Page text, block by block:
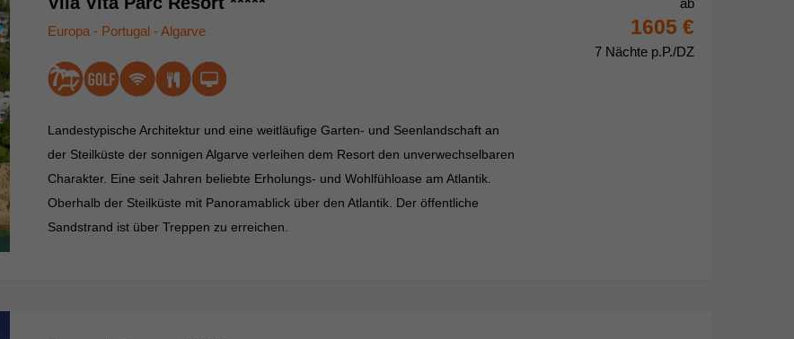
Europa - Portugal - Algarve
Landestypische Architektur und eine weitläufige Garten- und Seenlandschaft an
der Steilküste der sonnigen Algarve verleihen dem Resort den unverwechselbaren
Charakter. Eine seit Jahren beliebte Erholungs- und Wohlfühloase am Atlantik.
Oberhalb der Steilküste mit Panoramablick über den Atlantik. Der öffentliche
Sandstrand ist über Treppen zu erreichen.
ab
1605 €
7 Nächte p.P./DZ